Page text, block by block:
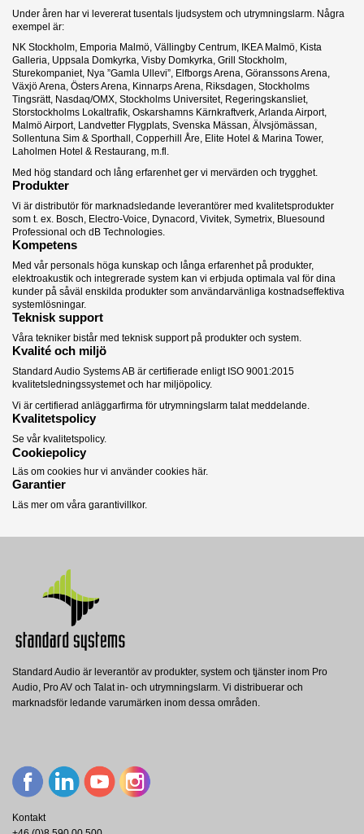
Under åren har vi levererat tusentals ljudsystem och utrymningslarm. Några
exempel är:
NK Stockholm, Emporia Malmö, Vällingby Centrum, IKEA Malmö, Kista
Galleria, Uppsala Domkyrka, Visby Domkyrka, Grill Stockholm,
Sturekompaniet, Nya ”Gamla Ullevi”, Elfborgs Arena, Göranssons Arena,
Växjö Arena, Östers Arena, Kinnarps Arena, Riksdagen, Stockholms
Tingsrätt, Nasdaq/OMX, Stockholms Universitet, Regeringskansliet,
Storstockholms Lokaltrafik, Oskarshamns Kärnkraftverk, Arlanda Airport,
Malmö Airport, Landvetter Flygplats, Svenska Mässan, Älvsjömässan,
Sollentuna Sim & Sporthall, Copperhill Åre, Elite Hotel & Marina Tower,
Laholmen Hotel & Restaurang, m.fl.
Med hög standard och lång erfarenhet ger vi mervärden och trygghet.
Produkter
Vi är distributör för marknadsledande leverantörer med kvalitetsprodukter
som t. ex. Bosch, Electro-Voice, Dynacord, Vivitek, Symetrix, Bluesound
Professional och dB Technologies.
Kompetens
Med vår personals höga kunskap och långa erfarenhet på produkter,
elektroakustik och integrerade system kan vi erbjuda optimala val för dina
kunder på såväl enskilda produkter som användarvänliga kostnadseffektiva
systemlösningar.
Teknisk support
Våra tekniker bistår med teknisk support på produkter och system.
Kvalité och miljö
Standard Audio Systems AB är certifierade enligt ISO 9001:2015
kvalitetsledningssystemet och har miljöpolicy.
Vi är certifierad anläggarfirma för utrymningslarm talat meddelande.
Kvalitetspolicy
Se vår kvalitetspolicy.
Cookiepolicy
Läs om cookies hur vi använder cookies här.
Garantier
Läs mer om våra garantivillkor.
Standard Audio är leverantör av produkter, system och tjänster inom Pro
Audio, Pro AV och Talat in- och utrymningslarm. Vi distribuerar och
marknadsför ledande varumärken inom dessa områden.
Kontakt